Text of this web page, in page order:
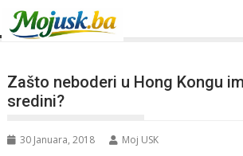
Zašto neboderi u Hong Kongu
sredini?
30 Januara, 2018 Moj USK